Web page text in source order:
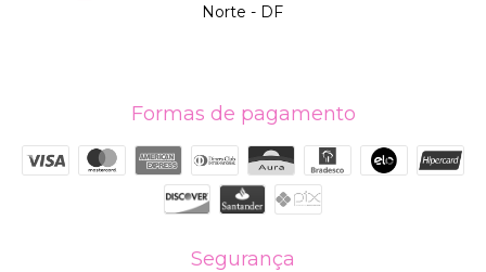
Norte - DF
Formas de pagamento
Segurança